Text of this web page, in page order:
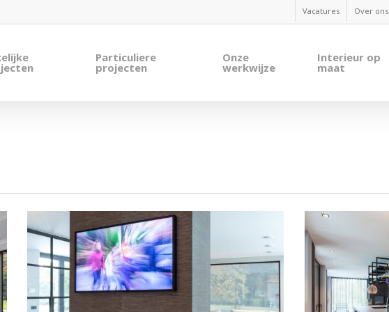
Vacatures Over ons
Particuliere
projecten
Onze
werkwijze
Interieur op
maat